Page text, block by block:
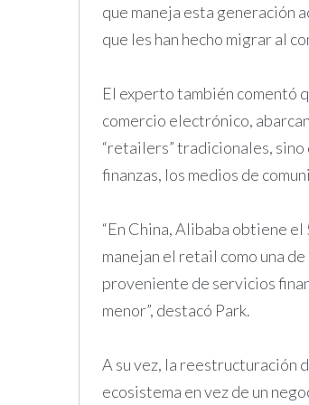
que maneja esta generación
que les han hecho migrar al
El experto también comentó
comercio electrónico,
“retailers” tradicionales, sino
finanzas, los medios de
“En China, Alibaba obtiene el
manejan el retail como una
proveniente de servicios
menor”, destacó Park.
A su vez, la reestructuración
ecosistema en vez de un